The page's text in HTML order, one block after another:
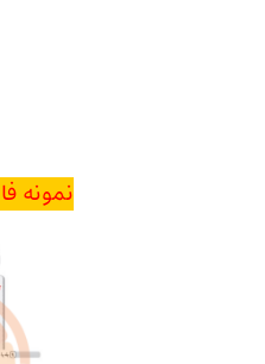
نمونه